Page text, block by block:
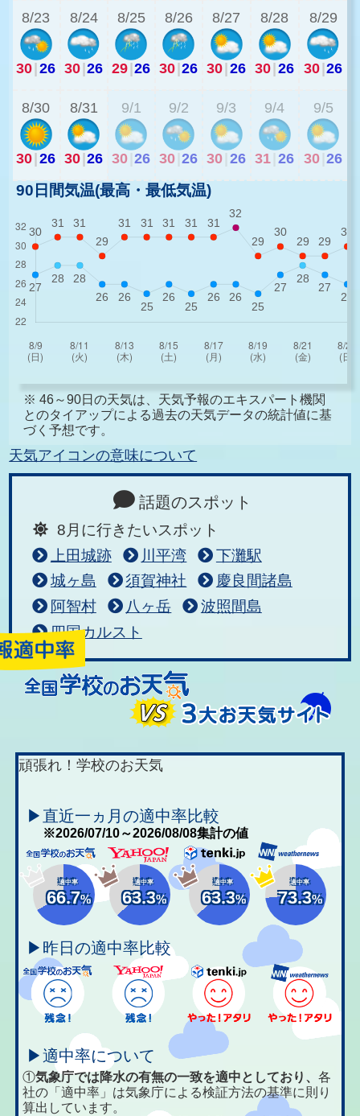
8/23
30 26
8/24
30 26
8/25
29 26
8/26
30 26
8/27
30 26
8/28
30 26
8/29
30 26
8/30
30 26
8/31
30 26
9/1
30 26
9/2
30 26
9/3
30 26
9/4
31 26
9/5
30 26
90日間気温(最高・最低気温)
※ 46～90日の天気は、天気予報のエキスパート機関
とのタイアップによる過去の天気データの統計値に基
づく予想です。
天気アイコンの意味について
話題のスポット
8月に行きたいスポット
上田城跡
川平湾
下灘駅
城ヶ島
須賀神社
慶良間諸島
阿智村
八ヶ岳
波照間島
四国カルスト
頑張れ！学校のお天気
▶直近一ヵ月の適中率比較
※2026/07/10～2026/08/08集計の値
適中率
66.7%
適中率
63.3%
適中率
63.3%
適中率
73.3%
▶昨日の適中率比較
▶適中率について
①気象庁では降水の有無の一致を適中としており、各
社の「適中率」は気象庁による検証方法の基準に則り
算出しています。